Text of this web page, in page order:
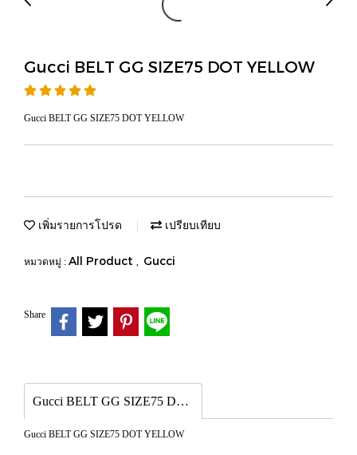
Gucci BELT GG SIZE75 DOT YELLOW
Gucci BELT GG SIZE75 DOT YELLOW
เพิ่มรายการโปรด เปรียบเทียบ
หมวดหมู่ : All Product , Gucci
Share
Gucci BELT GG SIZE75 DOT YELLOW
Gucci BELT GG SIZE75 DOT YELLOW